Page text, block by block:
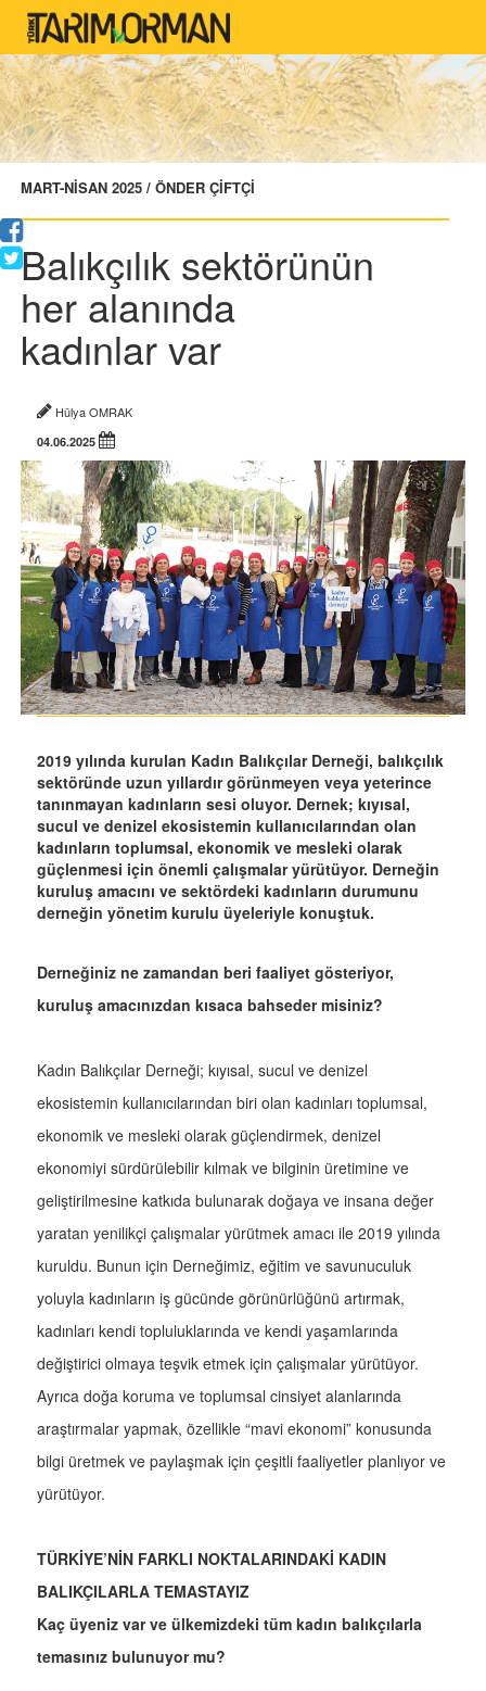
MART-NİSAN 2025 / ÖNDER ÇİFTÇİ
Balıkçılık sektörünün
her alanında
kadınlar var
Hülya OMRAK
04.06.2025
2019 yılında kurulan Kadın Balıkçılar Derneği, balıkçılık
sektöründe uzun yıllardır görünmeyen veya yeterince
tanınmayan kadınların sesi oluyor. Dernek; kıyısal,
sucul ve denizel ekosistemin kullanıcılarından olan
kadınların toplumsal, ekonomik ve mesleki olarak
güçlenmesi için önemli çalışmalar yürütüyor. Derneğin
kuruluş amacını ve sektördeki kadınların durumunu
derneğin yönetim kurulu üyeleriyle konuştuk.
Derneğiniz ne zamandan beri faaliyet gösteriyor,
kuruluş amacınızdan kısaca bahseder misiniz?
Kadın Balıkçılar Derneği; kıyısal, sucul ve denizel
ekosistemin kullanıcılarından biri olan kadınları toplumsal,
ekonomik ve mesleki olarak güçlendirmek, denizel
ekonomiyi sürdürülebilir kılmak ve bilginin üretimine ve
geliştirilmesine katkıda bulunarak doğaya ve insana değer
yaratan yenilikçi çalışmalar yürütmek amacı ile 2019 yılında
kuruldu. Bunun için Derneğimiz, eğitim ve savunuculuk
yoluyla kadınların iş gücünde görünürlüğünü artırmak,
kadınları kendi topluluklarında ve kendi yaşamlarında
değiştirici olmaya teşvik etmek için çalışmalar yürütüyor.
Ayrıca doğa koruma ve toplumsal cinsiyet alanlarında
araştırmalar yapmak, özellikle “mavi ekonomi” konusunda
bilgi üretmek ve paylaşmak için çeşitli faaliyetler planlıyor ve
yürütüyor.
TÜRKİYE’NİN FARKLI NOKTALARINDAKİ KADIN
BALIKÇILARLA TEMASTAYIZ
Kaç üyeniz var ve ülkemizdeki tüm kadın balıkçılarla
temasınız bulunuyor mu?